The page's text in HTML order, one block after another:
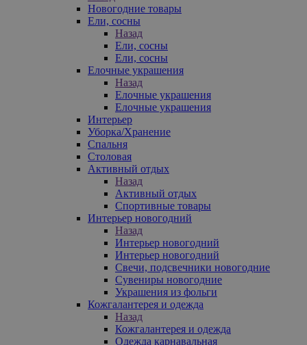
Новогодние товары
Ели, сосны
Назад
Ели, сосны
Ели, сосны
Елочные украшения
Назад
Елочные украшения
Елочные украшения
Интерьер
Уборка/Хранение
Спальня
Столовая
Активный отдых
Назад
Активный отдых
Спортивные товары
Интерьер новогодний
Назад
Интерьер новогодний
Интерьер новогодний
Свечи, подсвечники новогодние
Сувениры новогодние
Украшения из фольги
Кожгалантерея и одежда
Назад
Кожгалантерея и одежда
Одежда карнавальная